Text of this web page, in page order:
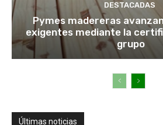
DESTACADAS
Pymes madereras
exigentes mediante la
grupo
Últimas noticias